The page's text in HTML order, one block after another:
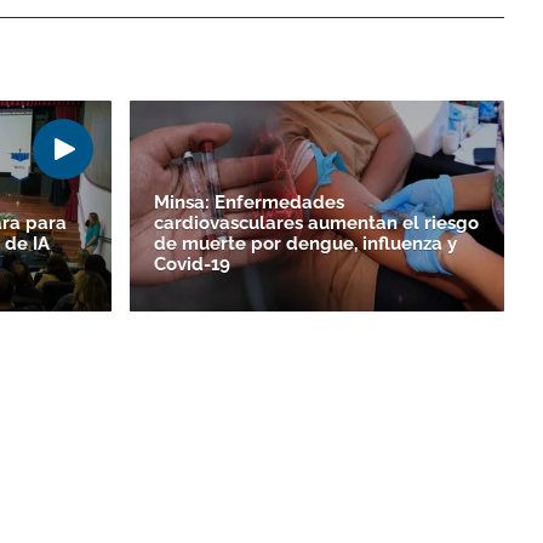
para
IA
Minsa: Enfermedades
cardiovasculares aumentan el riesgo
de muerte por dengue, influenza y
Covid-19